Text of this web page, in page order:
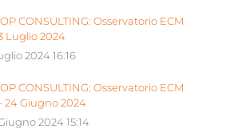
CONSULTING: Osservatorio ECM
Luglio 2024
2024 16:16
CONSULTING: Osservatorio ECM
24 Giugno 2024
2024 15:14